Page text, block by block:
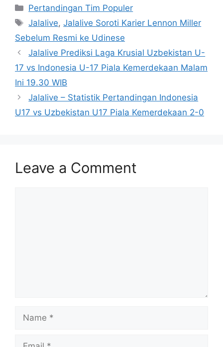
Categories
Pertandingan Tim Populer
Tags
Jalalive,Jalalive Soroti Karier Lennon Miller
Sebelum Resmi ke Udinese
Jalalive Prediksi Laga Krusial Uzbekistan U-
17 vs Indonesia U-17 Piala Kemerdekaan Malam
Ini 19.30 WIB
Jalalive – Statistik Pertandingan Indonesia
U17 vs Uzbekistan U17 Piala Kemerdekaan 2-0
Leave a Comment